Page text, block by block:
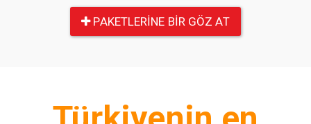
PAKETLERINE BIR GÖZ AT